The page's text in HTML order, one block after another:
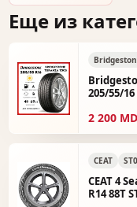
Еще из
205/55/16
2 200
CEAT
CEAT 4
R14 88T